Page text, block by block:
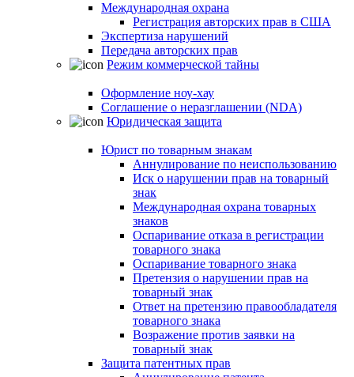
Международная охрана
Регистрация авторских прав в США
Экспертиза нарушений
Передача авторских прав
Режим коммерческой тайны
Оформление ноу-хау
Соглашение о неразглашении (NDA)
Юридическая защита
Юрист по товарным знакам
Аннулирование по неиспользованию
Иск о нарушении прав на товарный
знак
Международная охрана товарных
знаков
Оспаривание отказа в регистрации
товарного знака
Оспаривание товарного знака
Претензия о нарушении прав на
товарный знак
Ответ на претензию правообладателя
товарного знака
Возражение против заявки на
товарный знак
Защита патентных прав